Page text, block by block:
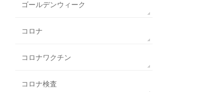
ゴールデンウィーク
コロナ
コロナワクチン
コロナ検査